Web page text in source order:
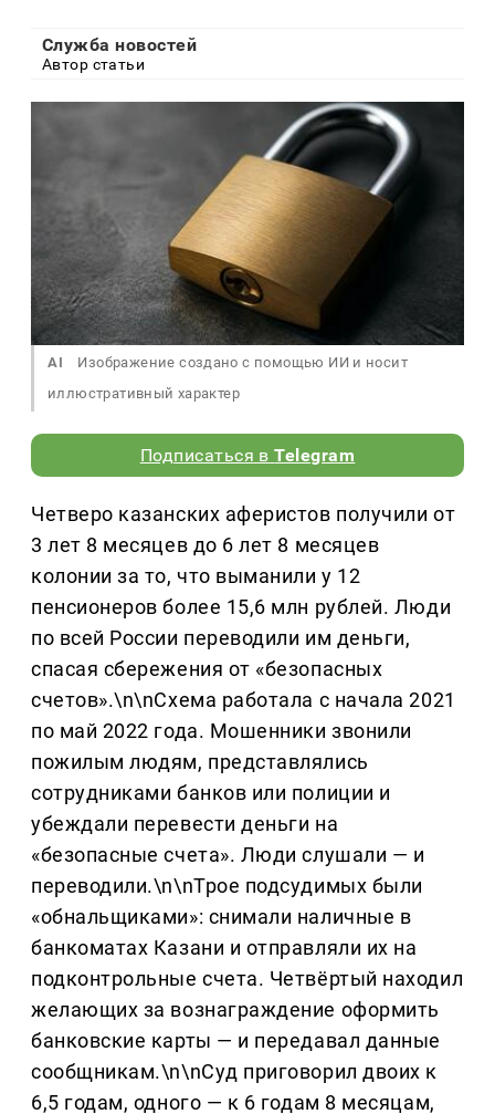
Служба новостей
Автор статьи
AI
Изображение создано с помощью ИИ и носит
иллюстративный характер
Подписаться вTelegram
Четверо казанских аферистов получили от
3 лет 8 месяцев до 6 лет 8 месяцев
колонии за то, что выманили у 12
пенсионеров более 15,6 млн рублей. Люди
по всей России переводили им деньги,
спасая сбережения от «безопасных
счетов».\n\nСхема работала с начала 2021
по май 2022 года. Мошенники звонили
пожилым людям, представлялись
сотрудниками банков или полиции и
убеждали перевести деньги на
«безопасные счета». Люди слушали — и
переводили.\n\nТрое подсудимых были
«обнальщиками»: снимали наличные в
банкоматах Казани и отправляли их на
подконтрольные счета. Четвёртый находил
желающих за вознаграждение оформить
банковские карты — и передавал данные
сообщникам.\n\nСуд приговорил двоих к
6,5 годам, одного — к 6 годам 8 месяцам,